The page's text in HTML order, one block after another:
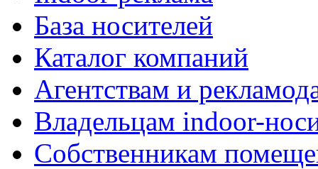
База носителей
Каталог компаний
Агентствам и
Владельцам indoor-
Собственникам